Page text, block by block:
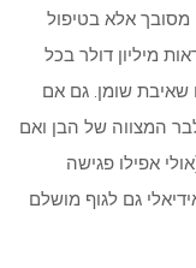
מסובך אלא בטיפול
מיליון דולר בכל
שאיבת שומן. גם אם
המצווה של הבן ואם
אפילו פגישה
גם לגוף מושלם